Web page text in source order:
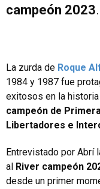
campeón 2023.
La zurda de Roque
1984 y 1987 fue
exitosos en la
campeón de
Libertadores e
Entrevistado por Abrí
al River campeón
desde un primer